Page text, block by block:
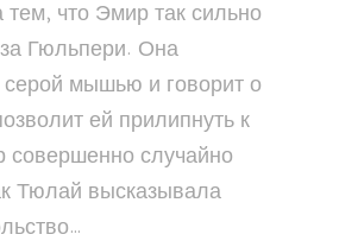
тем, что Эмир так сильно
Гюльпери. Она
серой мышью и говорит о
ей прилипнуть к
случайно
Тюлай высказывала